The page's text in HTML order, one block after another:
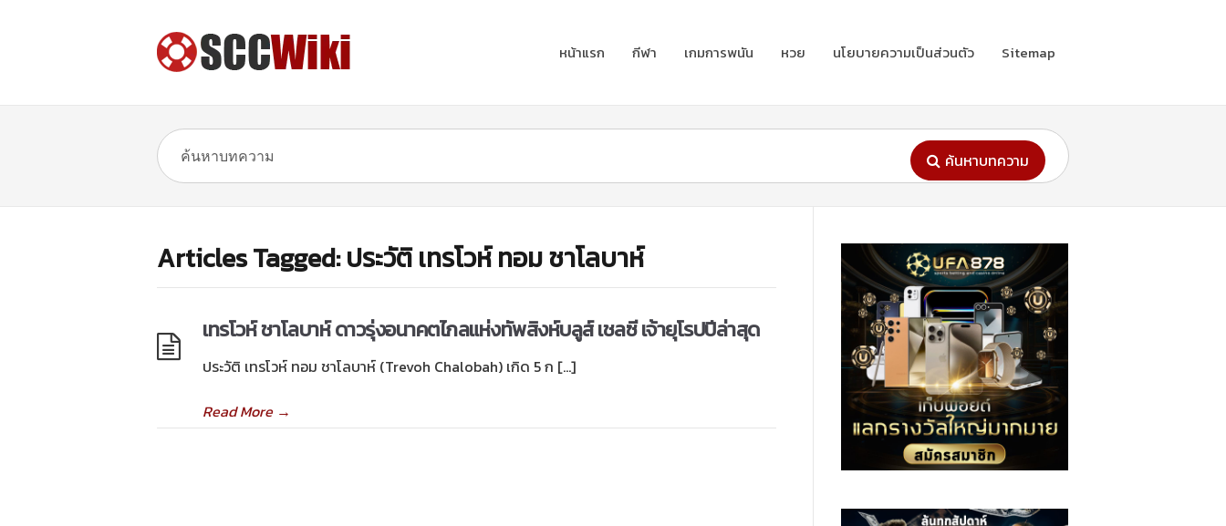
หน้าแรก กีฬา เกมการพนัน หวย นโยบายความเป็นส่วนตัว Sitemap
ค้นหาบทความ
Articles Tagged: ประวัติ เทรโวห์ ทอม ชาโลบาห์
เทรโวห์ ชาโลบาห์ ดาวรุ่งอนาคตไกลแห่งทัพสิงห์บลูส์ เชลซี เจ้ายุโรปปีล่าสุด
ประวัติ เทรโวห์ ทอม ชาโลบาห์ (Trevoh Chalobah) เกิด 5 ก […]
Read More→